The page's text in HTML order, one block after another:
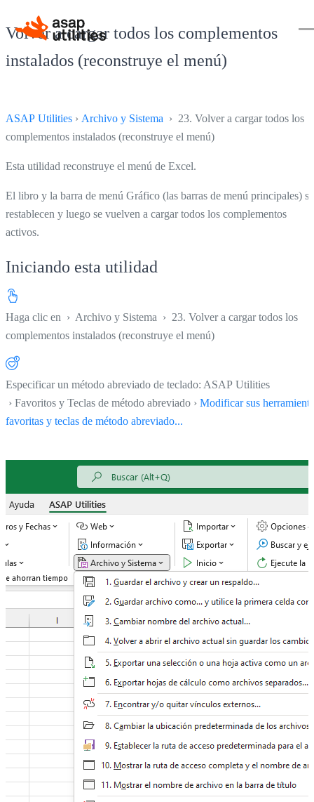
Volver a cargar todos los complementos
instalados (reconstruye el menú)
ASAP Utilities › Archivo y Sistema › 23. Volver a cargar todos los
complementos instalados (reconstruye el menú)
Esta utilidad reconstruye el menú de Excel.
El libro y la barra de menú Gráfico (las barras de menú principales) se
restablecen y luego se vuelven a cargar todos los complementos
activos.
Iniciando esta utilidad
Haga clic en › Archivo y Sistema › 23. Volver a cargar todos los
complementos instalados (reconstruye el menú)
Especificar un método abreviado de teclado: ASAP Utilities
› Favoritos y Teclas de método abreviado › Modificar sus
favoritas y teclas de método abreviado...